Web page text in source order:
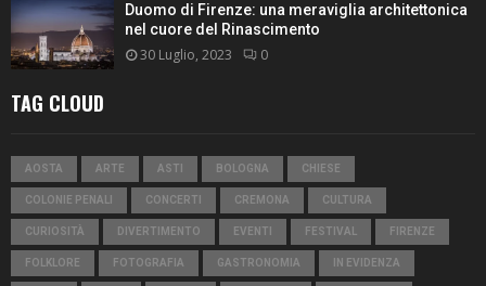
Duomo di Firenze: una meraviglia architettonica
nel cuore del Rinascimento
30 Luglio, 2023 0
TAG CLOUD
AOSTA ARTE ASTI BOLOGNA CHIESE
COLONIE PENALI CONCERTI CREMONA CULTURA
CURIOSITÀ DIVERTIMENTO EVENTI FESTIVAL FIRENZE
FOLKLORE FOTOGRAFIA GASTRONOMIA IN EVIDENZA